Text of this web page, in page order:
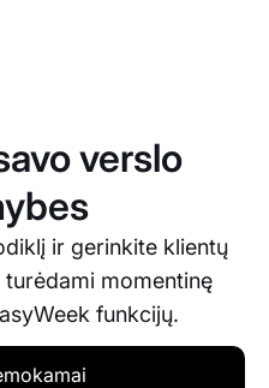
verslo
ir gerinkite klientų
momentinę
funkcijų.